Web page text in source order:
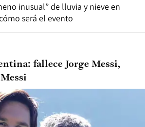
inusual” de lluvia y nieve en
será el evento
fallece Jorge Messi,